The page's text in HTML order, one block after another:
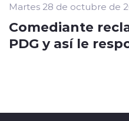
Martes 28 de octubre de
Comediante
PDG y así le